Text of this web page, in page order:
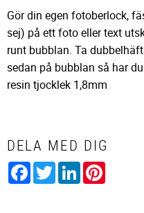
Gör din egen fotoberlock,
sej) på ett foto eller text
runt bubblan. Ta
sedan på bubblan så har
resin tjocklek 1,8mm
DELA MED DIG
Facebook
TwitterLinkedIn